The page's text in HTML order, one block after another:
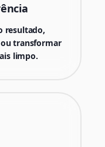
resultado,
transformar
limpo.